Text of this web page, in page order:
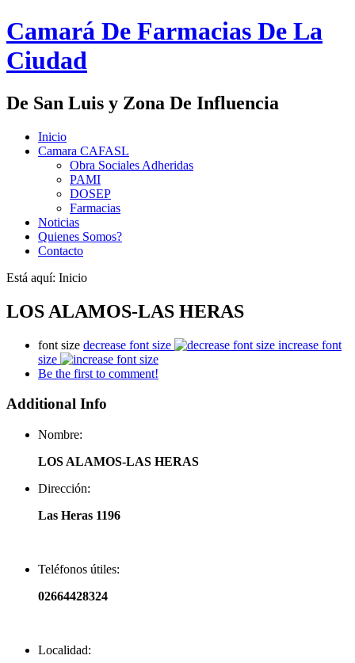
Camará De Farmacias De La
Ciudad
De San Luis y Zona De Influencia
Inicio
Camara CAFASL
Obra Sociales Adheridas
PAMI
DOSEP
Farmacias
Noticias
Quienes Somos?
Contacto
Está aquí: Inicio
LOS ALAMOS-LAS HERAS
font size decrease font size
increase font
size
Be the first to comment!
Additional Info
Nombre:
LOS ALAMOS-LAS HERAS
Dirección:
Las Heras 1196
Teléfonos útiles:
02664428324
Localidad: